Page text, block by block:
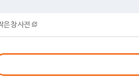
은 창 사전